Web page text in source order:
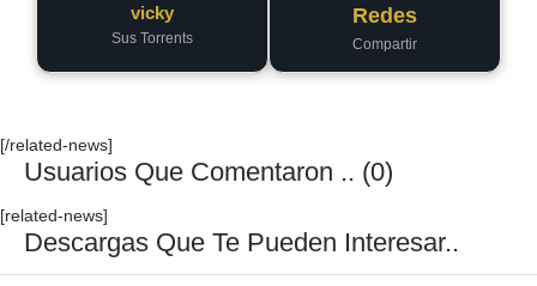
vicky
Sus Torrents
Redes
Compartir
[/related-news]
Usuarios Que Comentaron .. (0)
[related-news]
Descargas Que Te Pueden Interesar..